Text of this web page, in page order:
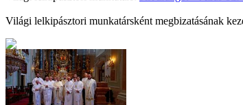
Világi lelkipásztori munkatársként megbizatásának